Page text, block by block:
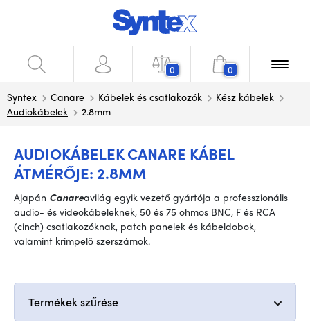
0 0
Syntex Canare Kábelek és csatlakozók
Kész kábelek
Audiokábelek
2.8mm
AUDIOKÁBELEK CANARE KÁBEL
ÁTMÉRŐJE: 2.8MM
Ajapán Canareavilág egyik vezető gyártója a professzionális
audio- és videokábeleknek, 50 és 75 ohmos BNC, F és RCA
(cinch) csatlakozóknak, patch panelek és kábeldobok,
valamint krimpelő szerszámok.
Termékek szűrése